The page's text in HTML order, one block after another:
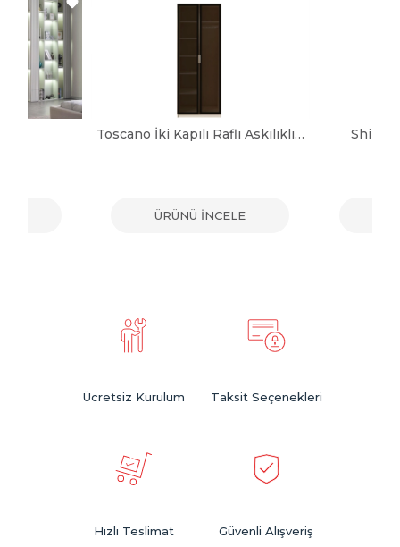
Toscano İki Kapılı Raflı Askılıklı Dolap
ÜRÜNÜ İNCELE
Shine
Ücretsiz Kurulum Taksit Seçenekleri
Hızlı Teslimat Güvenli Alışveriş